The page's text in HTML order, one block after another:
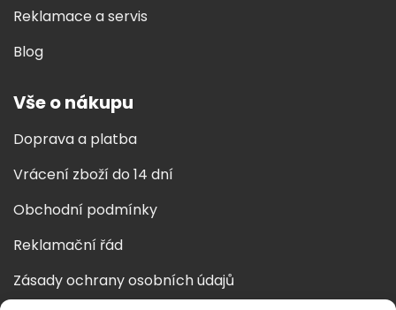
Reklamace a servis
Blog
Vše o nákupu
Doprava a platba
Vrácení zboží do 14 dní
Obchodní podmínky
Reklamační řád
Zásady ochrany osobních údajů